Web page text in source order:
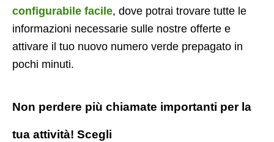
configurabile facile, dove potrai trovare tutte le
informazioni necessarie sulle nostre offerte e
attivare il tuo nuovo numero verde prepagato in
pochi minuti.
Non perdere più chiamate importanti per la
tua attività! Scegli